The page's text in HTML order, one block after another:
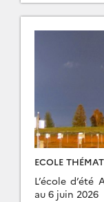
ECOLE
L’école d’été
au 6 juin 2026